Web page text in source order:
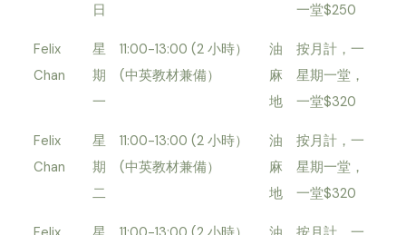
日
一堂$250
Felix
Chan
星
期
一
11:00-13:00 (2 小時）
(中英教材兼備）
油
麻
地
按月計，一
星期一堂，
一堂$320
Felix
Chan
星
期
二
11:00-13:00 (2 小時）
(中英教材兼備）
油
麻
地
按月計，一
星期一堂，
一堂$320